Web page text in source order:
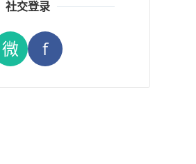
社交登录
微 f